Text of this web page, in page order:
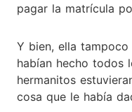
pagar la matrícula
Y bien, ella
habían hecho todos
hermanitos
cosa que le había